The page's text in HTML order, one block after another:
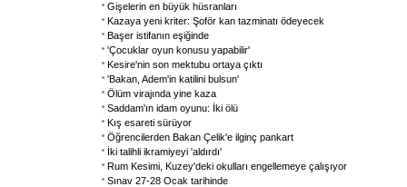
Gişelerin en büyük hüsranları
Kazaya yeni kriter: Şoför kan tazminatı ödeyecek
Başer istifanın eşiğinde
'Çocuklar oyun konusu yapabilir'
Kesire'nin son mektubu ortaya çıktı
'Bakan, Adem'in katilini bulsun'
Ölüm virajında yine kaza
Saddam'ın idam oyunu: İki ölü
Kış esareti sürüyor
Öğrencilerden Bakan Çelik'e ilginç pankart
İki talihli ikramiyeyi 'aldırdı'
Rum Kesimi, Kuzey'deki okulları engellemeye çalışıyor
Sınav 27-28 Ocak tarihinde